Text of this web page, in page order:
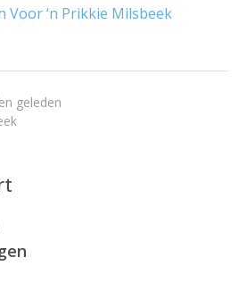
Voor ‘n Prikkie Milsbeek
geleden